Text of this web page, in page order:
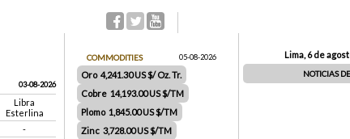
03-08-2026
Libra
Esterlina
-
COMMODITIES 05-08-2026
Oro 4,241.30 US $/ Oz. Tr.
Cobre 14,193.00 US $/TM
Plomo 1,845.00 US $/TM
Zinc 3,728.00 US $/TM
Lima, 6 de
NOTICIAS